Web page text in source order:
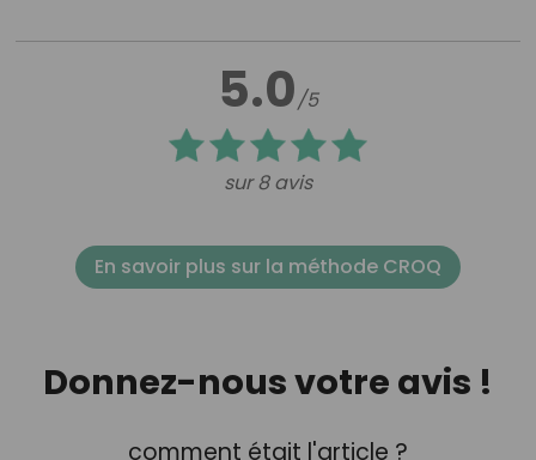
5.0/5
sur 8 avis
En savoir plus sur la méthode CROQ
Donnez-nous votre avis !
comment était l'article ?